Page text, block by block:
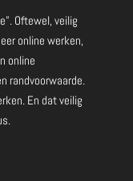
Oftewel, veilig
online werken,
online
randvoorwaarde.
En dat veilig